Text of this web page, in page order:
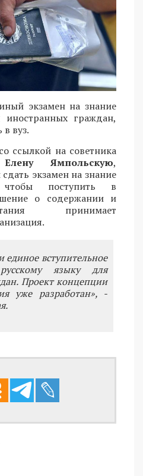
экзамен на знание
иностранных граждан,
вуз.
ссылкой на советника
Ямпольскую,
экзамен на знание
чтобы поступить в
о содержании и
принимает
единое вступительное
языку для
Проект концепции
уже разработан», -